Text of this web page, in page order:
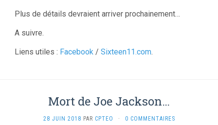
Plus de détails devraient arriver prochainement…
A suivre.
Liens utiles : Facebook / Sixteen11.com.
Mort de Joe Jackson…
28 JUIN 2018 PAR CPTEO · 0 COMMENTAIRES